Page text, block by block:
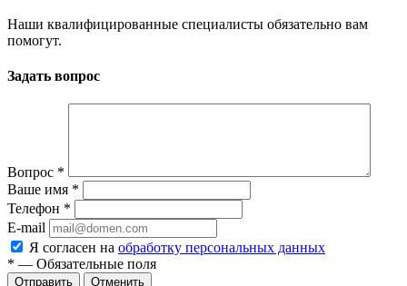
Наши квалифицированные специалисты обязательно вам
помогут.
Задать вопрос
Вопрос *
Ваше имя *
Телефон *
E-mail
Я согласен на обработку персональных данных
* — Обязательные поля
Отправить Отменить